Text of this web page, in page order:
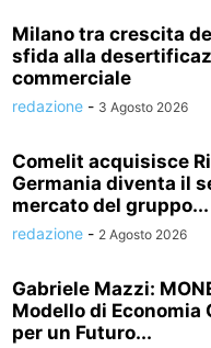
Milano tra crescita
sfida alla
commerciale
redazione - 3 Agosto 2026
Comelit acquisisce
Germania diventa il
mercato del gruppo...
redazione - 2 Agosto 2026
Gabriele Mazzi:
Modello di Economia
per un Futuro...